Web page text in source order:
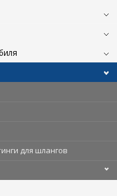
для шлангов